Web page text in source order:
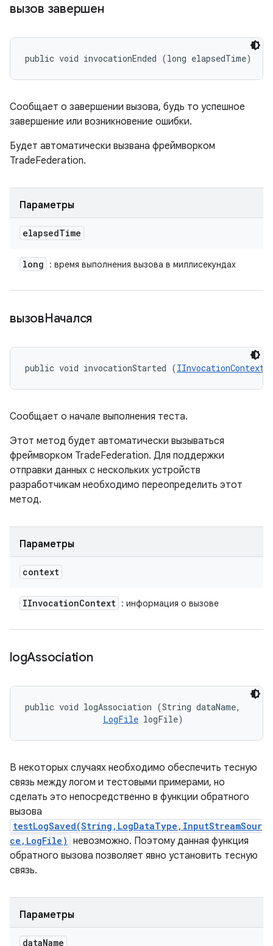
вызов завершен
public void invocationEnded (long elapsedTime)
Сообщает о завершении вызова, будь то успешное
завершение или возникновение ошибки.
Будет автоматически вызвана фреймворком
TradeFederation.
Параметры
elapsedTime
long : время выполнения вызова в миллисекундах
вызовНачался
public void invocationStarted (IInvocationContext
Сообщает о начале выполнения теста.
Этот метод будет автоматически вызываться
фреймворком TradeFederation. Для поддержки
отправки данных с нескольких устройств
разработчикам необходимо переопределить этот
метод.
Параметры
context
IInvocationContext : информация о вызове
logAssociation
public void logAssociation (String dataName,
LogFile logFile)
В некоторых случаях необходимо обеспечить тесную
связь между логом и тестовыми примерами, но
сделать это непосредственно в функции обратного
вызова
testLogSaved(String,LogDataType,InputStreamSour
ce,LogFile) невозможно. Поэтому данная функция
обратного вызова позволяет явно установить тесную
связь.
Параметры
dataName